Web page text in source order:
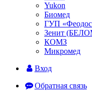
Yukon
Биомед
ГУП
Зенит
КОМЗ
Микромед
Вход
Обратная связь